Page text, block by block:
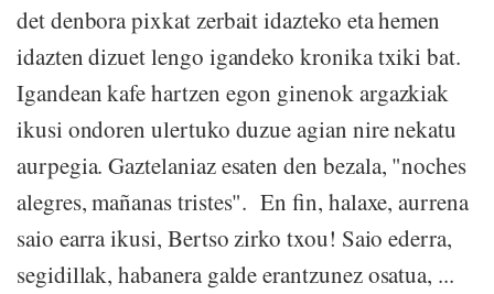
det denbora pixkat zerbait idazteko eta hemen
idazten dizuet lengo igandeko kronika txiki bat.
Igandean kafe hartzen egon ginenok argazkiak
ikusi ondoren ulertuko duzue agian nire nekatu
aurpegia. Gaztelaniaz esaten den bezala, "noches
alegres, mañanas tristes". En fin, halaxe, aurrena
saio earra ikusi, Bertso zirko txou! Saio ederra,
segidillak, habanera galde erantzunez osatua, ...